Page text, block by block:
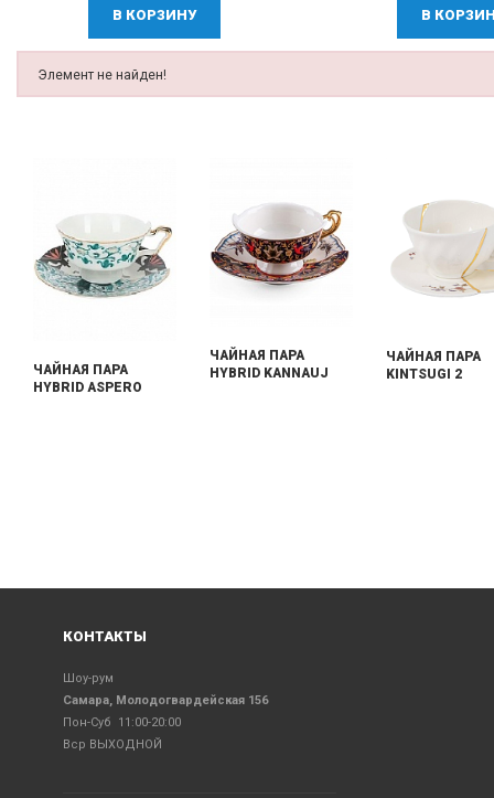
В КОРЗИНУ В
Элемент не найден!
ЧАЙНАЯ ПАРА
HYBRID ASPERO
ЧАЙНАЯ ПАРА
HYBRID KANNAUJ
ЧАЙНАЯ ПАРА
KINTSUGI 2
КОНТАКТЫ
Шоу-рум
Самара, Молодогвардейская 156
Пон-Суб 11:00-20:00
Вср ВЫХОДНОЙ